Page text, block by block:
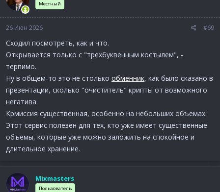
Местный
26 Июн 2026 #69
Сходил посмотреть, как и что.
Открывается только с "трехбуквенным костылем", -
терпимо.
Ну в общем-то это не столько обменник, как было сказано в
презентации, сколько "очиститель" крипты от возможного
негатива.
Крмиссия существенная, особенно на небольших объемах.
Этот сервис полезен для тех, кто уже имеет существенные
объемы, которые уже можно заложить на спокойное и
длительное хранение.
Mixmasters
Пользователь